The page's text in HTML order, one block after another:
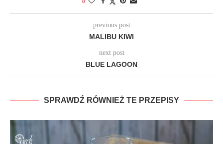
previous post
MALIBU KIWI
next post
BLUE LAGOON
SPRAWDŹ RÓWNIEŻ TE PRZEPISY